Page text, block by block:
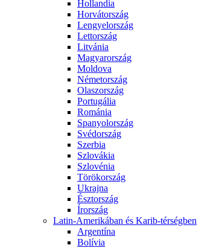
Hollandia
Horvátország
Lengyelország
Lettország
Litvánia
Magyarország
Moldova
Németország
Olaszország
Portugália
Románia
Spanyolország
Svédország
Szerbia
Szlovákia
Szlovénia
Törökország
Ukrajna
Észtország
Írország
Latin-Amerikában és Karib-térségben
Argentína
Bolívia